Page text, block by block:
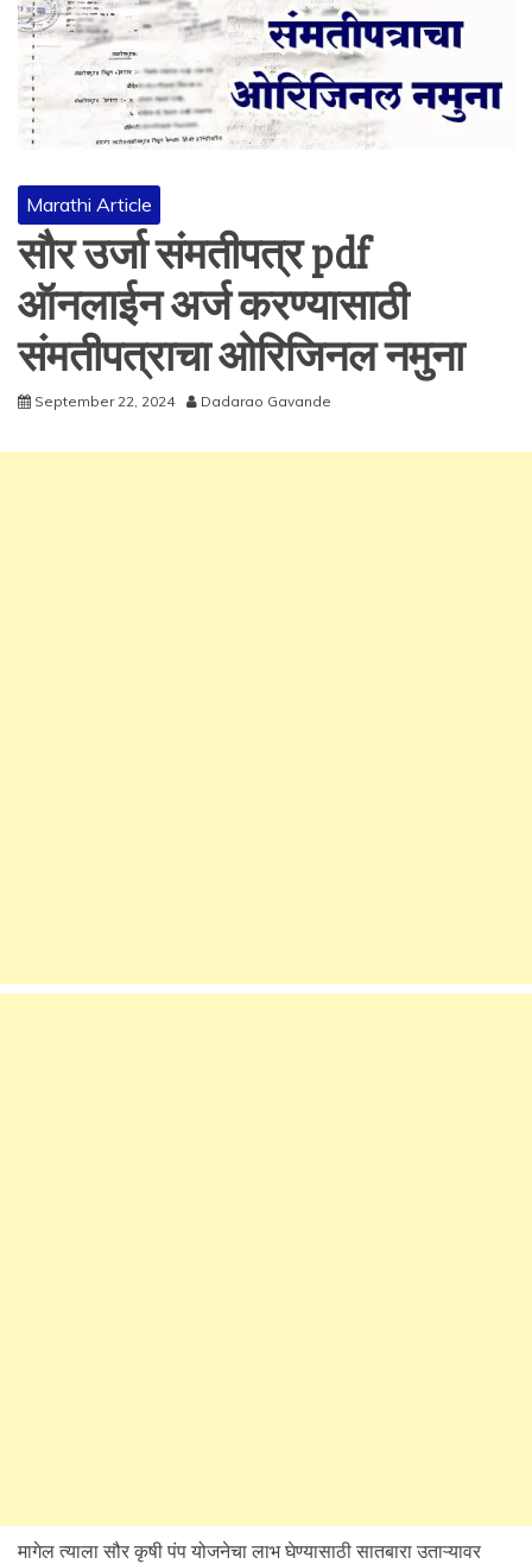
Marathi Article
सौर उर्जा संमतीपत्र pdf
ऑनलाईन अर्ज करण्यासाठी
संमतीपत्राचा ओरिजिनल नमुना
September 22, 2024 Dadarao Gavande
मागेल त्याला सौर कृषी पंप योजनेचा लाभ घेण्यासाठी सातबारा उताऱ्यावर